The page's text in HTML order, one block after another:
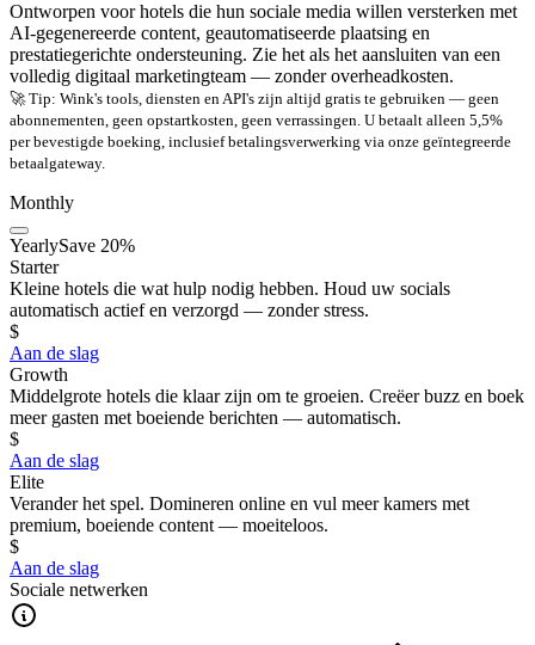
Ontworpen voor hotels die hun sociale media willen versterken met
AI-gegenereerde content, geautomatiseerde plaatsing en
prestatiegerichte ondersteuning. Zie het als het aansluiten van een
volledig digitaal marketingteam — zonder overheadkosten.
🚀 Tip: Wink's tools, diensten en API's zijn altijd gratis te gebruiken — geen
abonnementen, geen opstartkosten, geen verrassingen. U betaalt alleen 5,5%
per bevestigde boeking, inclusief betalingsverwerking via onze geïntegreerde
betaalgateway.
Monthly
YearlySave 20%
Starter
Kleine hotels die wat hulp nodig hebben. Houd uw socials
automatisch actief en verzorgd — zonder stress.
$
Aan de slag
Growth
Middelgrote hotels die klaar zijn om te groeien. Creëer buzz en boek
meer gasten met boeiende berichten — automatisch.
$
Aan de slag
Elite
Verander het spel. Domineren online en vul meer kamers met
premium, boeiende content — moeiteloos.
$
Aan de slag
Sociale netwerken